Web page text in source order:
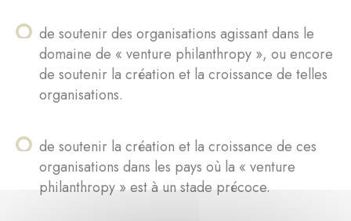
de soutenir des organisations agissant dans le
domaine de « venture philanthropy », ou encore
de soutenir la création et la croissance de telles
organisations.
de soutenir la création et la croissance de ces
organisations dans les pays où la « venture
philanthropy » est à un stade précoce.